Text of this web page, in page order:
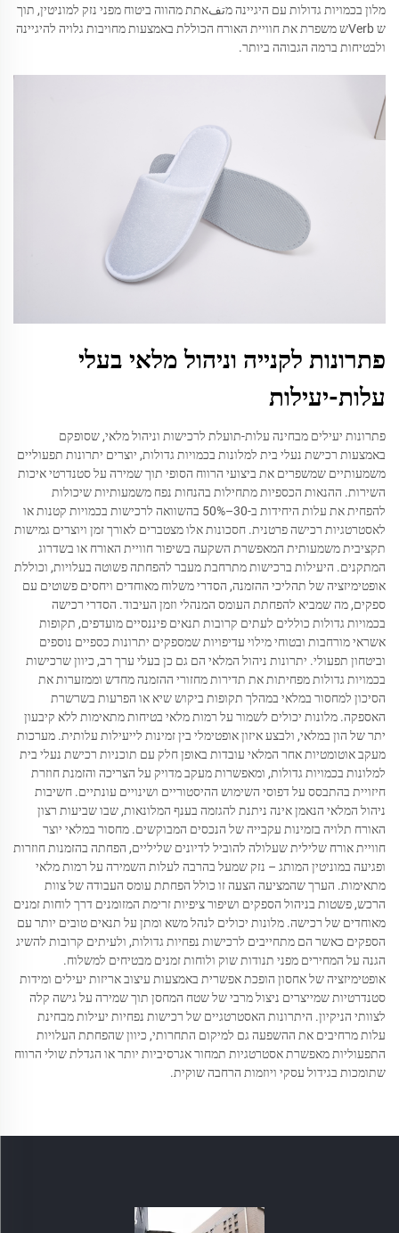
מלון בכמויות גדולות עם היגיינה מتفאתת מהווה ביטוח מפני נזק למוניטין, תוך
ש Verbש משפרת את חוויית האורח הכוללת באמצעות מחויבות גלויה להיגיינה
ולבטיחות ברמה הגבוהה ביותר.
פתרונות לקנייה וניהול מלאי בעלי
עלות-יעילות
פתרונות יעילים מבחינה עלות-תועלת לרכישות וניהול מלאי, שסופקם
באמצעות רכישת נעלי בית למלונות בכמויות גדולות, יוצרים יתרונות תפעוליים
משמעותיים שמשפרים את ביצועי הרווח הסופי תוך שמירה על סטנדרטי איכות
השירות. ההנאות הכספיות מתחילות בהנחות נפח משמעותיות שיכולות
להפחית את עלות היחידות ב-30–50% בהשוואה לרכישות בכמויות קטנות או
לאסטרטגיות רכישה פרטנית. חסכונות אלו מצטברים לאורך זמן ויוצרים גמישות
תקציבית משמעותית המאפשרת השקעה בשיפור חוויית האורח או בשדרוג
המתקנים. היעילות ברכישות מתרחבת מעבר להפחתה פשוטה בעלויות, וכוללת
אופטימיזציה של תהליכי ההזמנה, הסדרי משלוח מאוחדים ויחסים פשוטים עם
ספקים, מה שמביא להפחתת העומס המנהלי וזמן העיבוד. הסדרי רכישה
בכמויות גדולות כוללים לעתים קרובות תנאים פיננסיים מועדפים, תקופות
אשראי מורחבות ובטוחי מילוי עדיפויות שמספקים יתרונות כספיים נוספים
וביטחון תפעולי. יתרונות ניהול המלאי הם גם כן בעלי ערך רב, כיוון שרכישות
בכמויות גדולות מפחיתות את תדירות מחזורי ההזמנה מחדש וממזערות את
הסיכון למחסור במלאי במהלך תקופות ביקוש שיא או הפרעות בשרשרת
האספקה. מלונות יכולים לשמור על רמות מלאי בטיחות מתאימות ללא קיבעון
יתר של הון במלאי, ולבצע איזון אופטימלי בין זמינות לייעילות עלותית. מערכות
מעקב אוטומטיות אחר המלאי עובדות באופן חלק עם תוכניות רכישת נעלי בית
למלונות בכמויות גדולות, ומאפשרות מעקב מדויק על הצריכה והזמנת חוזרת
חיזויית בהתבסס על דפוסי השימוש ההיסטוריים ושינויים עונתיים. חשיבות
ניהול המלאי הנאמן אינה ניתנת להגזמה בענף המלונאות, שבו שביעות רצון
האורח תלויה בזמינות עקבייה של הנכסים המבוקשים. מחסור במלאי יוצר
חוויית אורח שלילית שעלולה להוביל לדיונים שליליים, הפחתה בהזמנות חוזרות
ופגיעה במוניטין המותג – נזק שמעל בהרבה לעלות השמירה על רמות מלאי
מתאימות. הערך שהמציעה הצעה זו כולל הפחתת עומס העבודה של צוות
הרכש, פשטות בניהול הספקים ושיפור ציפיות זרימת המזומנים דרך לוחות זמנים
מאוחדים של רכישה. מלונות יכולים לנהל משא ומתן על תנאים טובים יותר עם
הספקים כאשר הם מתחייבים לרכישות נפחיות גדולות, ולעיתים קרובות להשיג
הגנה על המחירים מפני תנודות שוק ולוחות זמנים מבטיחים למשלוח.
אופטימיזציה של אחסון הופכת אפשרית באמצעות עיצוב אריזות יעילים ומידות
סטנדרטיות שמייצרים ניצול מרבי של שטח המחסן תוך שמירה על גישה קלה
לצוותי הניקיון. היתרונות האסטרטגיים של רכישות נפחיות יעילות מבחינת
עלות מרחיבים את ההשפעה גם למיקום התחרותי, כיוון שהפחתת העלויות
התפעוליות מאפשרת אסטרטגיות תמחור אגרסיביות יותר או הגדלת שולי הרווח
שתומכות בגידול עסקי ויוזמות הרחבה שוקית.